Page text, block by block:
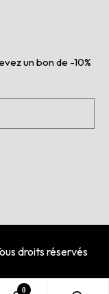
un bon de -10%
droits réservés
0